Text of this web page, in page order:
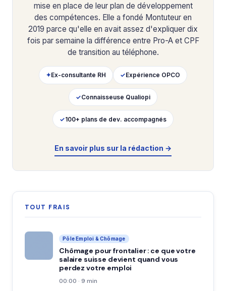
mise en place de leur plan de développement
des compétences. Elle a fondé Montuteur en
2019 parce qu'elle en avait assez d'expliquer dix
fois par semaine la différence entre Pro-A et CPF
de transition au téléphone.
✦Ex-consultante RH ✓Expérience OPCO
✓Connaisseuse Qualiopi
✓100+ plans de dev. accompagnés
En savoir plus sur la rédaction →
TOUT FRAIS
Pôle Emploi & Chômage
Chômage pour frontalier : ce que votre
salaire suisse devient quand vous
perdez votre emploi
00:00 · 9 min